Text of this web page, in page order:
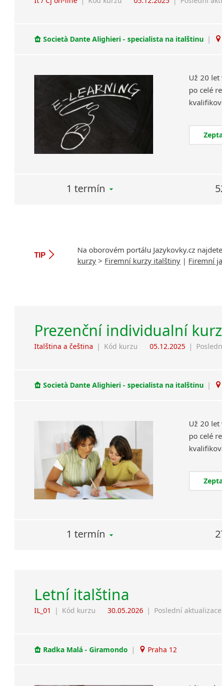
Società Dante Alighieri - specialista na italštinu |
Už 20 let
po celé
1 termín
TIP
Na oborovém portálu Jazykovky.cz
kurzy > Firemní kurzy italštiny | Firemní
Prezenční individualní
Italština a čeština | Kód kurzu 05.12.2025 |
Società Dante Alighieri - specialista na italštinu |
Už 20 let
po celé
1 termín
Letní italština
IL_01 | Kód kurzu 30.05.2026 | Poslední aktualizace
Radka Malá - Giramondo | Praha 12